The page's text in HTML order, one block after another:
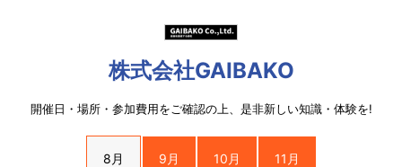
株式会社GAIBAKO
開催日・場所・参加費用をご確認の上、是非新しい知識・体験を!
8月 9月 10月 11月